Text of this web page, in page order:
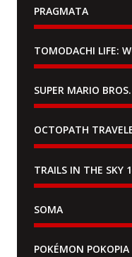
PRAGMATA
TOMODACHI LIFE:
OCTOPATH
TRAILS IN THE SKY
SOMA
POKÉMON POKOPIA